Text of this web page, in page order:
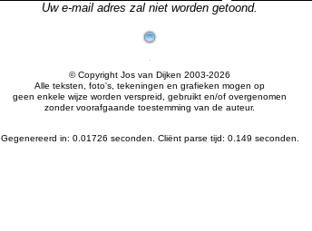
Uw e-mail adres zal niet worden getoond.
© Copyright Jos van Dijken 2003-2026
Alle teksten, foto's, tekeningen en grafieken mogen op
geen enkele wijze worden verspreid, gebruikt en/of overgenomen
zonder voorafgaande toestemming van de auteur.
Gegenereerd in: 0.01726 seconden. Cliënt parse tijd: 0.149 seconden.